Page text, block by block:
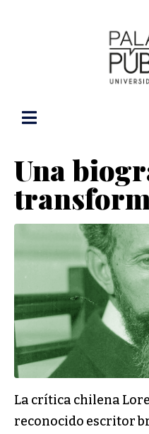
Una
La crítica chilena
reconocido escritor